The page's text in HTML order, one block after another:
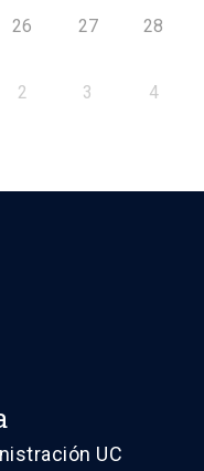
26 27 28
2 3 4
UC